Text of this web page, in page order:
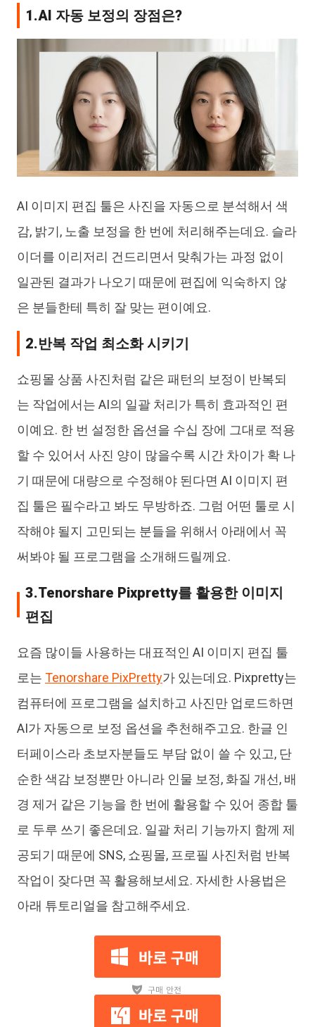
1.AI 자동 보정의 장점은?
AI 이미지 편집 툴은 사진을 자동으로 분석해서 색
감, 밝기, 노출 보정을 한 번에 처리해주는데요. 슬라
이더를 이리저리 건드리면서 맞춰가는 과정 없이
일관된 결과가 나오기 때문에 편집에 익숙하지 않
은 분들한테 특히 잘 맞는 편이예요.
2.반복 작업 최소화 시키기
쇼핑몰 상품 사진처럼 같은 패턴의 보정이 반복되
는 작업에서는 AI의 일괄 처리가 특히 효과적인 편
이예요. 한 번 설정한 옵션을 수십 장에 그대로 적용
할 수 있어서 사진 양이 많을수록 시간 차이가 확 나
기 때문에 대량으로 수정해야 된다면 AI 이미지 편
집 툴은 필수라고 봐도 무방하죠. 그럼 어떤 툴로 시
작해야 될지 고민되는 분들을 위해서 아래에서 꼭
써봐야 될 프로그램을 소개해드릴께요.
3.Tenorshare Pixpretty를 활용한 이미지
편집
요즘 많이들 사용하는 대표적인 AI 이미지 편집 툴
로는 Tenorshare PixPretty가 있는데요. Pixpretty는
컴퓨터에 프로그램을 설치하고 사진만 업로드하면
AI가 자동으로 보정 옵션을 추천해주고요. 한글 인
터페이스라 초보자분들도 부담 없이 쓸 수 있고, 단
순한 색감 보정뿐만 아니라 인물 보정, 화질 개선, 배
경 제거 같은 기능을 한 번에 활용할 수 있어 종합 툴
로 두루 쓰기 좋은데요. 일괄 처리 기능까지 함께 제
공되기 때문에 SNS, 쇼핑몰, 프로필 사진처럼 반복
작업이 잦다면 꼭 활용해보세요. 자세한 사용법은
아래 튜토리얼을 참고해주세요.